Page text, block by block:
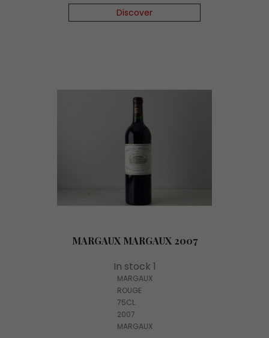
Discover
MARGAUX MARGAUX 2007
In stock 1
MARGAUX
ROUGE
75CL
2007
MARGAUX